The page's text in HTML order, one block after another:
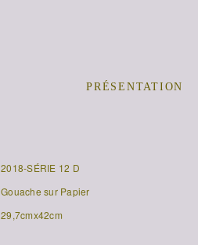
PRÉSENTATION
2018-SÉRIE 12 D
Gouache sur Papier
29,7cmx42cm